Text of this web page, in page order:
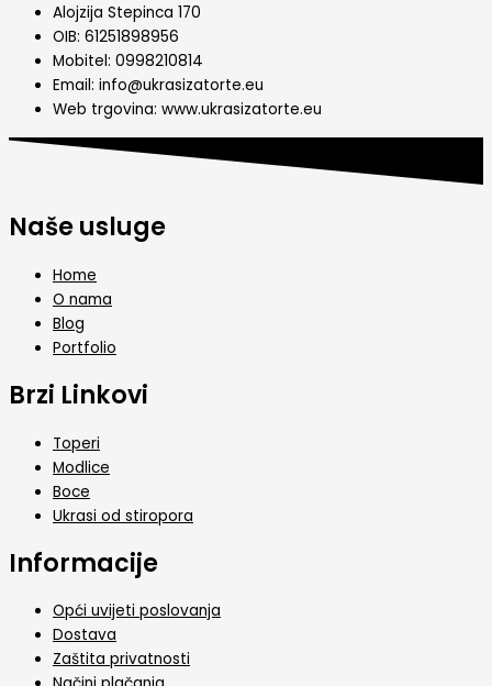
Alojzija Stepinca 170
OIB: 61251898956
Mobitel: 0998210814
Email: info@ukrasizatorte.eu
Web trgovina: www.ukrasizatorte.eu
Naše usluge
Home
O nama
Blog
Portfolio
Brzi Linkovi
Toperi
Modlice
Boce
Ukrasi od stiropora
Informacije
Opći uvijeti poslovanja
Dostava
Zaštita privatnosti